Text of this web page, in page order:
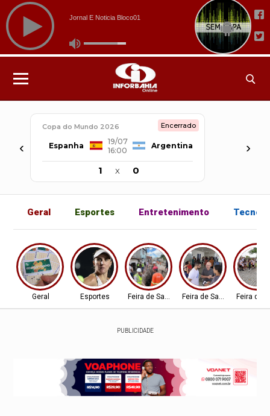
‹
Copa do Mundo 2026 Encerrado
Espanha
19/07
16:00
Argentina
1 x 0
›
Geral Esportes Entretenimento
Geral Esportes Feira de Santana-BAFeira de Santana-BAFeira de
PUBLICIDADE